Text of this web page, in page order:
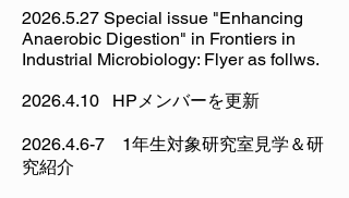
2026.5.27 Special issue "Enhancing
Anaerobic Digestion" in Frontiers in
Industrial Microbiology: Flyer as follws.
2026.4.10 HPメンバーを更新
2026.4.6-7 1年生対象研究室見学＆研
究紹介